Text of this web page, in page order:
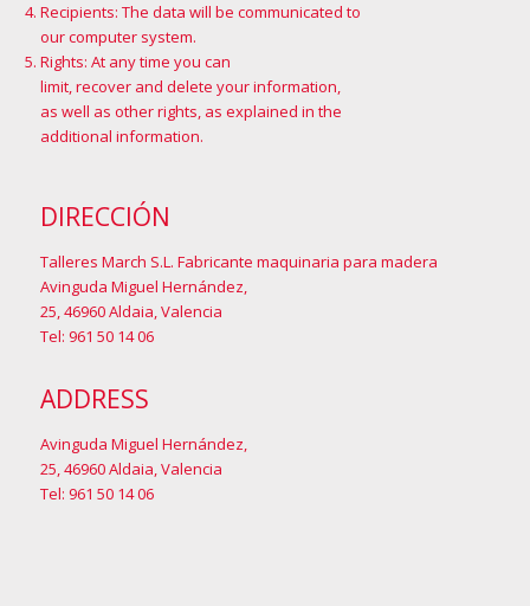
Recipients: The data will be communicated to
our computer system.
Rights: At any time you can
limit, recover and delete your information,
as well as other rights, as explained in the
additional information.
DIRECCIÓN
Talleres March S.L. Fabricante maquinaria para madera
Avinguda Miguel Hernández,
25, 46960 Aldaia, Valencia
Tel: 961 50 14 06
ADDRESS
Avinguda Miguel Hernández,
25, 46960 Aldaia, Valencia
Tel: 961 50 14 06